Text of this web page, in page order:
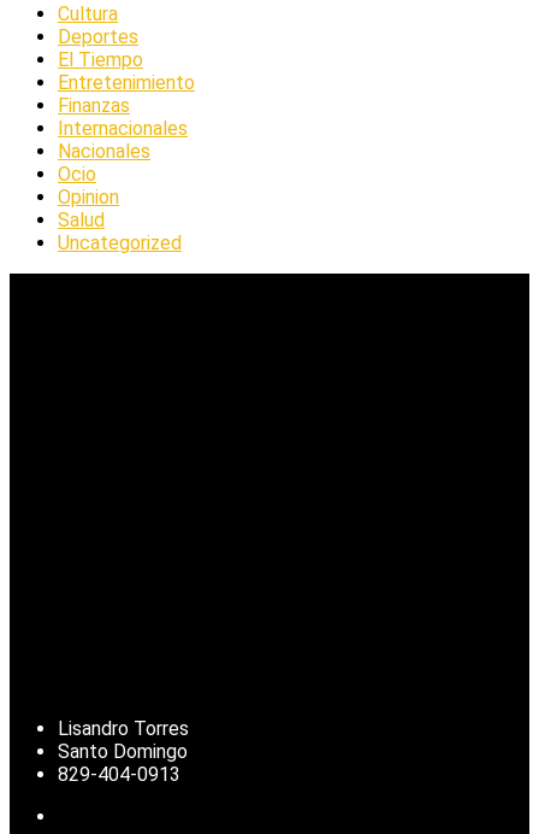
Cultura
Deportes
El Tiempo
Entretenimiento
Finanzas
Internacionales
Nacionales
Ocio
Opinion
Salud
Uncategorized
Lisandro Torres
Santo Domingo
829-404-0913